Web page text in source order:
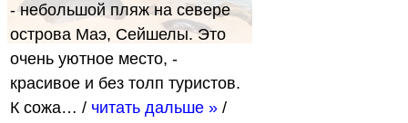
- небольшой пляж на севере
острова Маэ, Сейшелы. Это
очень уютное место, -
красивое и без толп туристов.
К сожа… / читать дальше » /